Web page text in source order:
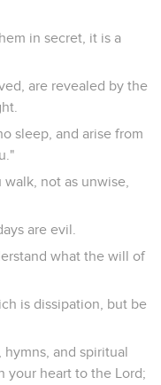
in secret, it is a
are revealed by the
sleep, and arise from
not as unwise,
are evil.
what the will of
is dissipation, but be
and spiritual
your heart to the Lord;